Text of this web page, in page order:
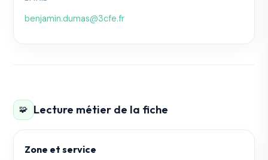
benjamin.dumas@3cfe.fr
🧩 Lecture métier de la fiche
Zone et service